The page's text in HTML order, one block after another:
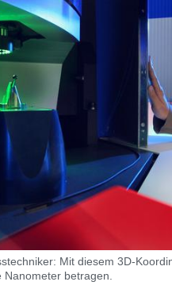
Mit diesem 3D-
betragen.